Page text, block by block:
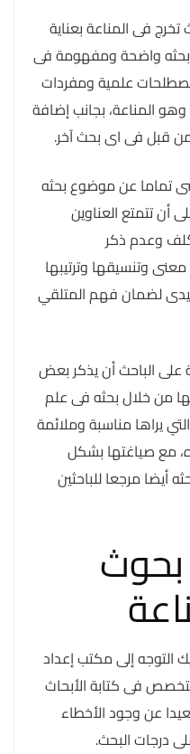
فى المناعة بعناية
بحثه واضحة ومفهومة فى
علمية ومفردات
المناعة، بجانب إضافة
قبل فى اى بحث آخر.
تماما عن موضوع بحثه
أن تتمتع العناوين
وعدم ذكر
وتنسيقها وترتيبها
لضمان فهم المتلقي
على الباحث أن يذكر بعض
من خلال بحثه فى علم
يراها مناسبة وملائمة
مع صياغتها بشكل
مرجعا للباحثين
التوجه إلى مكتب إعداد
فى كتابة الأبحاث
عن وجود الأخطاء
درجات البحث.